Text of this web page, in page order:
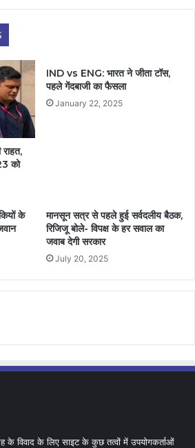
को
IND vs ENG: भारत ने जीता टॉस,
पहले गेंदबाजी का फैसला
January 22, 2025
के
मानसून सत्र से पहले हुई सर्वदलीय बैठक,
रिजिजू बोले- विपक्ष के हर सवाल का
जवाब देगी सरकार
July 20, 2025
के विवाद के लिए साइट के कुछ तत्वों में उपयोगकर्ताओं